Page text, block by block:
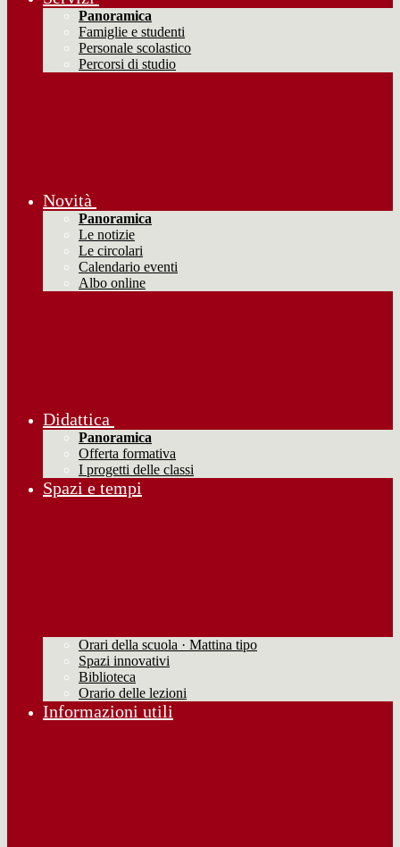
Panoramica
Famiglie e studenti
Personale scolastico
Percorsi di studio
Novità
Panoramica
Le notizie
Le circolari
Calendario eventi
Albo online
Didattica
Panoramica
Offerta formativa
I progetti delle classi
Spazi e tempi
Orari della scuola · Mattina tipo
Spazi innovativi
Biblioteca
Orario delle lezioni
Informazioni utili